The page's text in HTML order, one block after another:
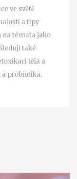
ve světě
a tipy
na témata jako
také
těla a
probiotika.